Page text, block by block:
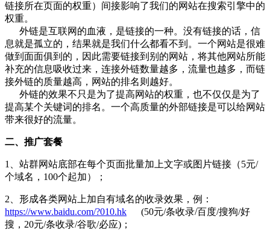
链接所在页面的权重）间接影响了我们的网站在搜索引擎中的
权重。
外链是互联网的血液，是链接的一种。没有链接的话，信
息就是孤立的，结果就是我们什么都看不到。一个网站是很难
做到面面俱到的，因此需要链接到别的网站，将其他网站所能
补充的信息吸收过来，连接外链数量越多，流量也越多，而链
接外链的质量越高，网站的排名则越好。
外链的效果不只是为了提高网站的权重，也不仅仅是为了
提高某个关键词的排名。一个高质量的外部链接是可以给网站
带来很好的流量。
二、推广套餐
1、站群网站底部在每个页面批量加上文字或图片链接（5元/
个域名，100个起加）；
2、形成各类网站上加自有域名的收录效果，例：
https://www.baidu.com/?010.hk (50元/条收录/百度/搜狗/好
搜，20元/条收录/谷歌/必应)；